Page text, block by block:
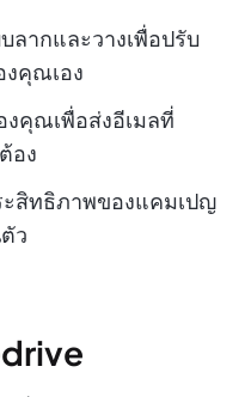
ลากและวางเพื่อปรับ
งคุณเอง
คุณเพื่อส่งอีเมลที่
อง
ะสิทธิภาพของแคมเปญ
ว